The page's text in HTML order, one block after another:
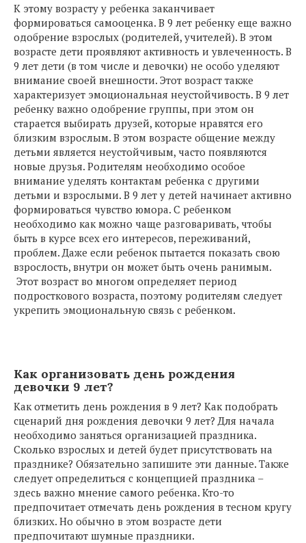
К этому возрасту у ребенка заканчивает
формироваться самооценка. В 9 лет ребенку еще важно
одобрение взрослых (родителей, учителей). В этом
возрасте дети проявляют активность и увлеченность. В
9 лет дети (в том числе и девочки) не особо уделяют
внимание своей внешности. Этот возраст также
характеризует эмоциональная неустойчивость. В 9 лет
ребенку важно одобрение группы, при этом он
старается выбирать друзей, которые нравятся его
близким взрослым. В этом возрасте общение между
детьми является неустойчивым, часто появляются
новые друзья. Родителям необходимо особое
внимание уделять контактам ребенка с другими
детьми и взрослыми. В 9 лет у детей начинает активно
формироваться чувство юмора. С ребенком
необходимо как можно чаще разговаривать, чтобы
быть в курсе всех его интересов, переживаний,
проблем. Даже если ребенок пытается показать свою
взрослость, внутри он может быть очень ранимым.
Этот возраст во многом определяет период
подросткового возраста, поэтому родителям следует
укрепить эмоциональную связь с ребенком.
Как организовать день рождения
девочки 9 лет?
Как отметить день рождения в 9 лет? Как подобрать
сценарий дня рождения девочки 9 лет? Для начала
необходимо заняться организацией праздника.
Сколько взрослых и детей будет присутствовать на
празднике? Обязательно запишите эти данные. Также
следует определиться с концепцией праздника –
здесь важно мнение самого ребенка. Кто-то
предпочитает отмечать день рождения в тесном кругу
близких. Но обычно в этом возрасте дети
предпочитают шумные праздники.